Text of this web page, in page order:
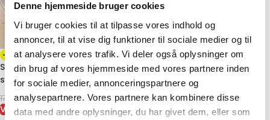
Denne hjemmeside bruger cookies
Vi bruger cookies til at tilpasse vores indhold og
annoncer, til at vise dig funktioner til sociale medier og til
at analysere vores trafik. Vi deler også oplysninger om
din brug af vores hjemmeside med vores partnere inden
for sociale medier, annonceringspartnere og
analysepartnere. Vores partnere kan kombinere disse
data med andre oplysninger, du har givet dem, eller som
-45%
Seafood Cocktail – Lækker
skaldyrsblanding 800 g
179,00kr.99,00kr.
VIS VARE